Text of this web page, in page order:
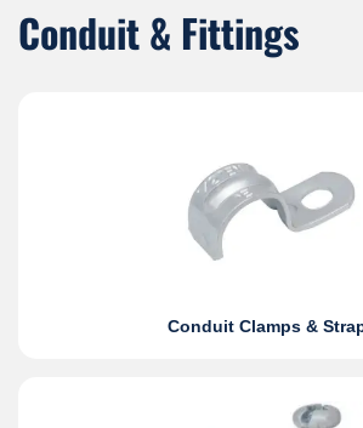
Conduit & Fittings
Conduit Clamps &